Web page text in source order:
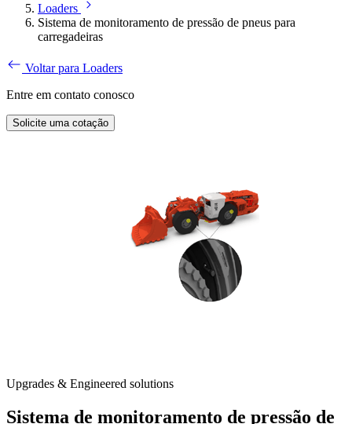
Loaders
Sistema de monitoramento de pressão de pneus para
carregadeiras
Voltar para Loaders
Entre em contato conosco
Solicite uma cotação
Upgrades & Engineered solutions
Sistema de monitoramento de pressão de